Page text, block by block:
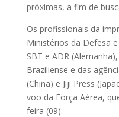
próximas, a fim de
Os profissionais da
Ministérios da Defesa
SBT e ADR
Braziliense e das
(China) e Jiji Press
voo da Força Aérea,
feira (09).